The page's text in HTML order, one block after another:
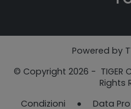
Powered by
© Copyright 2026 - TIGER
Rights
Condizioni
Data